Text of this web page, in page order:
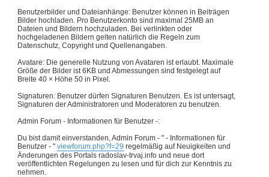
Benutzerbilder und Dateianhänge: Benutzer können in Beiträgen
Bilder hochladen. Pro Benutzerkonto sind maximal 25MB an
Dateien und Bildern hochzuladen. Bei verlinkten oder
hochgeladenen Bildern gelten natürlich die Regeln zum
Datenschutz, Copyright und Quellenangaben.
Avatare: Die generelle Nutzung von Avataren ist erlaubt. Maximale
Größe der Bilder ist 6KB und Abmessungen sind festgelegt auf
Breite 40 × Höhe 50 in Pixel.
Signaturen: Benutzer dürfen Signaturen Benutzen. Es ist untersagt,
Signaturen der Administratoren und Moderatoren zu benutzen.
Admin Forum - Informationen für Benutzer -:
Du bist damit einverstanden, Admin Forum - '' - Informationen für
Benutzer - '' viewforum.php?f=29 regelmäßig auf Neuigkeiten und
Änderungen des Portals radoslav-trvaj.info und neue dort
veröffentlichten Regelungen zu lesen und für dich zur Kenntnis zu
nehmen.